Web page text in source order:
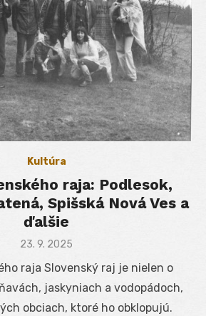
Kultúra
raja: Podlesok,
Spišská Nová Ves a
ďalšie
Posted
23. 9. 2025
raja Slovenský raj je nielen o
jaskyniach a vodopádoch,
obciach, ktoré ho obklopujú.